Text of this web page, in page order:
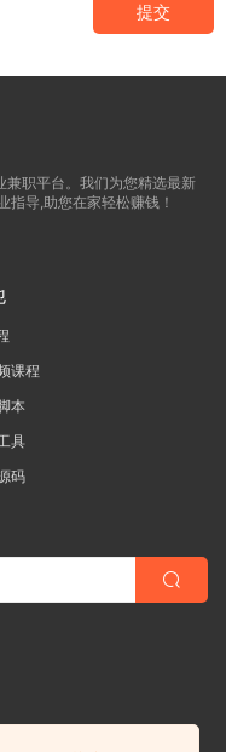
提交
兼职平台。我们为您精选最新
指导,助您在家轻松赚钱！
课程
本
具
码